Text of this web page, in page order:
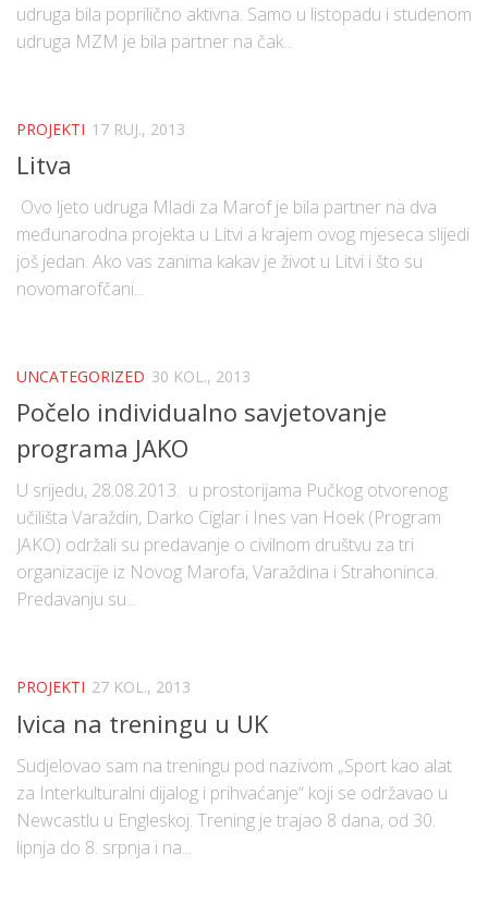
udruga bila poprilično aktivna. Samo u listopadu i studenom
udruga MZM je bila partner na čak...
PROJEKTI 17 RUJ., 2013
Litva
Ovo ljeto udruga Mladi za Marof je bila partner na dva
međunarodna projekta u Litvi a krajem ovog mjeseca slijedi
još jedan. Ako vas zanima kakav je život u Litvi i što su
novomarofčani...
UNCATEGORIZED 30 KOL., 2013
Počelo individualno savjetovanje
programa JAKO
U srijedu, 28.08.2013. u prostorijama Pučkog otvorenog
učilišta Varaždin, Darko Ciglar i Ines van Hoek (Program
JAKO) održali su predavanje o civilnom društvu za tri
organizacije iz Novog Marofa, Varaždina i Strahoninca.
Predavanju su...
PROJEKTI 27 KOL., 2013
Ivica na treningu u UK
Sudjelovao sam na treningu pod nazivom „Sport kao alat
za Interkulturalni dijalog i prihvaćanje“ koji se održavao u
Newcastlu u Engleskoj. Trening je trajao 8 dana, od 30.
lipnja do 8. srpnja i na...